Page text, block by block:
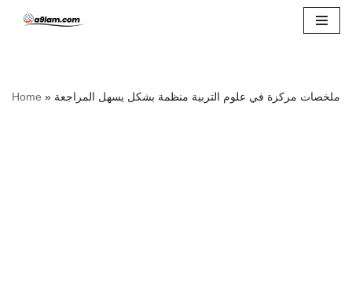
Home » ملخصات مركزة في علوم التربية منظمة بشكل يسهل المراجعة